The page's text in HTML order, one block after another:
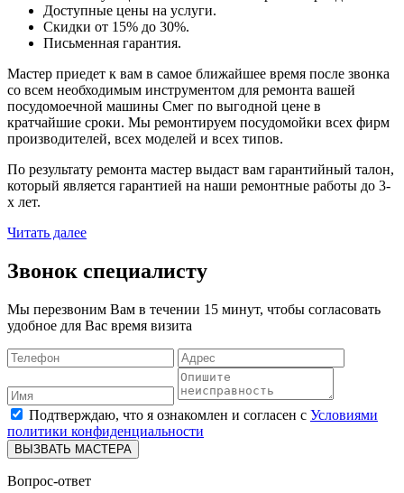
Доступные цены на услуги.
Скидки от 15% до 30%.
Письменная гарантия.
Мастер приедет к вам в самое ближайшее время после звонка
со всем необходимым инструментом для ремонта вашей
посудомоечной машины Смег по выгодной цене в
кратчайшие сроки. Мы ремонтируем посудомойки всех фирм
производителей, всех моделей и всех типов.
По результату ремонта мастер выдаст вам гарантийный талон,
который является гарантией на наши ремонтные работы до 3-
х лет.
Читать далее
Звонок специалисту
Мы перезвоним Вам в течении 15 минут, чтобы согласовать
удобное для Вас время визита
Подтверждаю, что я ознакомлен и согласен с Условиями
политики конфиденциальности
ВЫЗВАТЬ МАСТЕРА
Вопрос-ответ